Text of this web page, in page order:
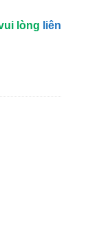
lòng liên